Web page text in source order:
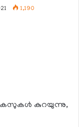
1,190
കേസുകള്‍ കുറയുന്നു,